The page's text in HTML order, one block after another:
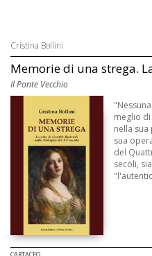
Cristina Bollini
Memorie di una strega.
Il Ponte Vecchio
meglio
nella
sua
del
secoli,